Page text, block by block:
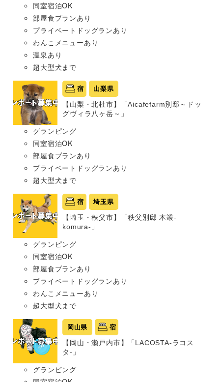
同室宿泊OK
部屋食プランあり
プライベートドッグランあり
わんこメニューあり
温泉あり
超大型犬まで
宿 山梨県
【山梨・北杜市】「Aicafefarm別邸～ドッ
グヴィラ八ヶ岳～」
グランピング
同室宿泊OK
部屋食プランあり
プライベートドッグランあり
超大型犬まで
宿 埼玉県
【埼玉・秩父市】「秩父別邸 木叢-
komura-」
グランピング
同室宿泊OK
部屋食プランあり
プライベートドッグランあり
わんこメニューあり
超大型犬まで
岡山県 宿
【岡山・瀬戸内市】「LACOSTA-ラコス
タ-」
グランピング